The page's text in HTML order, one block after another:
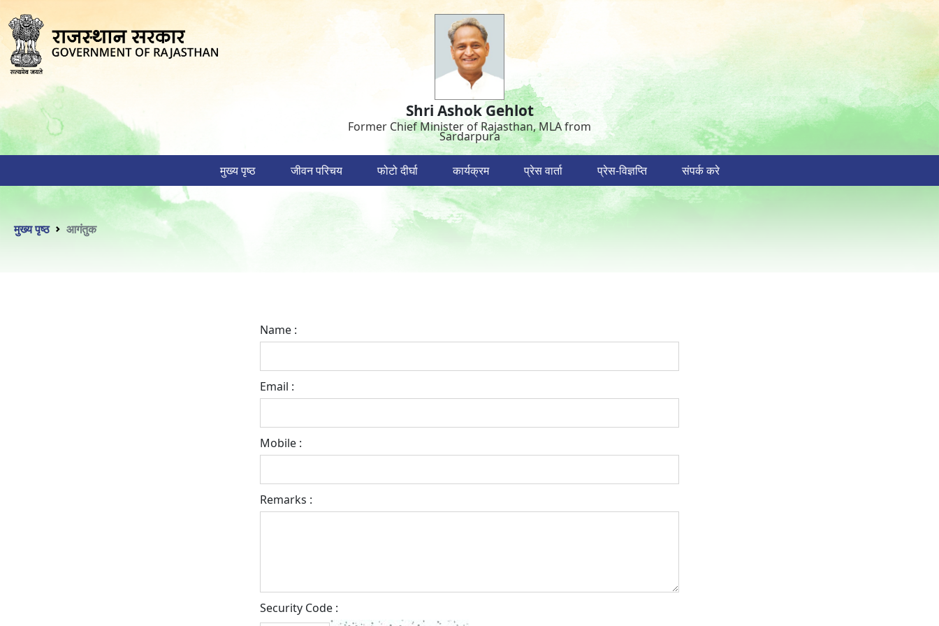
Shri Ashok Gehlot
Former Chief Minister of Rajasthan, MLA from
Sardarpura
मुख्य पृष्ठ जीवन परिचय फोटो दीर्घा कार्यक्रम प्रेस वार्ता प्रेस-विज्ञप्ति संपर्क करे
मुख्य पृष्ठ आगंतुक
Name :
Email :
Mobile :
Remarks :
Security Code :